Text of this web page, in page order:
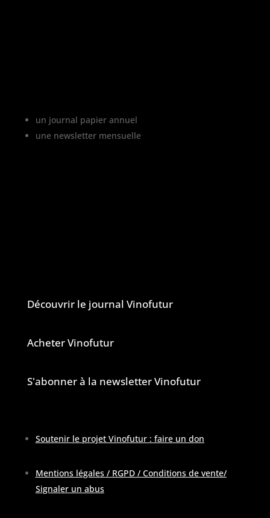
un journal papier annuel
une newsletter mensuelle
Découvrir le journal Vinofutur
Acheter Vinofutur
S'abonner à la newsletter Vinofutur
Soutenir le projet Vinofutur : faire un don
Mentions légales / RGPD / Conditions de vente/
Signaler un abus